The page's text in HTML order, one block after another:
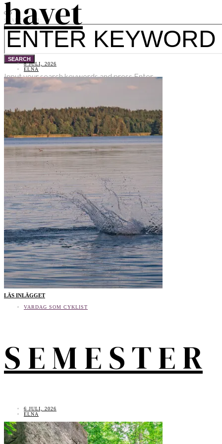
havet
8 JULI, 2026
ELNA
LÄS INLÄGGET
VARDAG SOM CYKLIST
S E M E S T E R
6 JULI, 2026
ELNA
SEARCH FOR:
SEARCH
Input your search keywords and press Enter.